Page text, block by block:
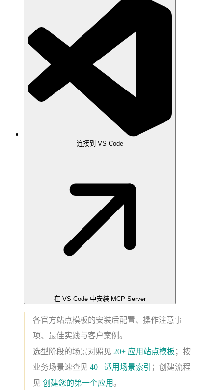
连接到 VS Code
在 VS Code 中安装 MCP Server
各官方站点模板的安装后配置、操作注意事
项、最佳实践与客户案例。
选型阶段的场景对照见 20+ 应用站点模板 ；按
业务场景速查见 40+ 适用场景索引 ；创建流程
见 创建您的第一个应用。